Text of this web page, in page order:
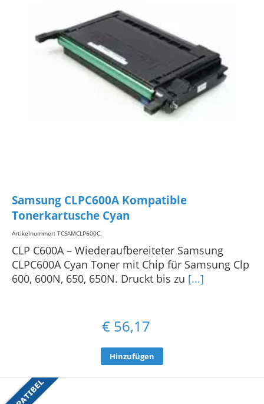
Samsung CLPC600A Kompatible
Tonerkartusche Cyan
Artikelnummer: TCSAMCLP600C.
CLP C600A – Wiederaufbereiteter Samsung
CLPC600A Cyan Toner mit Chip für Samsung Clp
600, 600N, 650, 650N. Druckt bis zu [...]
€ 56,17
Hinzufügen